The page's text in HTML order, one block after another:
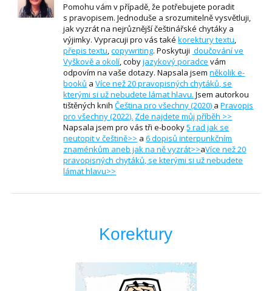
Pomohu vám v případě, že potřebujete poradit
s pravopisem. Jednoduše a srozumitelně vysvětluji,
jak vyzrát na nejrůznější češtinářské chytáky a
výjimky. Vypracuji pro vás takékorektury textu,
přepis textu,copywriting. Poskytuji doučování ve
Vyškově a okolí, cobyjazykový poradce vám
odpovím na vaše dotazy. Napsala jsemněkolik e-
booků aVíce než 20 pravopisných chytáků, se
kterými si už nebudete lámat hlavu. Jsem autorkou
tištěných knihČeština pro všechny (2020) aPravopis
pro všechny (2022). Zde najdete můj příběh >>
Napsala jsem pro vás tři e-booky5 rad jak se
neutopit v češtině>> a6 dopisů interpunkčním
znaménkům aneb jak na ně vyzrát>>aVíce než 20
pravopisných chytáků, se kterými si už nebudete
lámat hlavu>>
Korektury